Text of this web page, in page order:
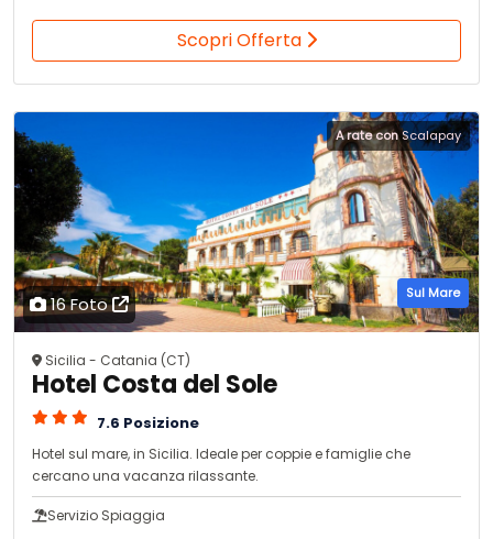
Scopri Offerta
16 Foto
A rate conScalapay
Sul Mare
Sicilia - Catania (CT)
Hotel Costa del Sole
7.6 Posizione
Hotel sul mare, in Sicilia. Ideale per coppie e famiglie che
cercano una vacanza rilassante.
Servizio Spiaggia